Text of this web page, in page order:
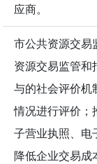
应商。
市公共资源交易
资源交易监管和
与的社会评价机
情况进行评价；
子营业执照、电
降低企业交易成